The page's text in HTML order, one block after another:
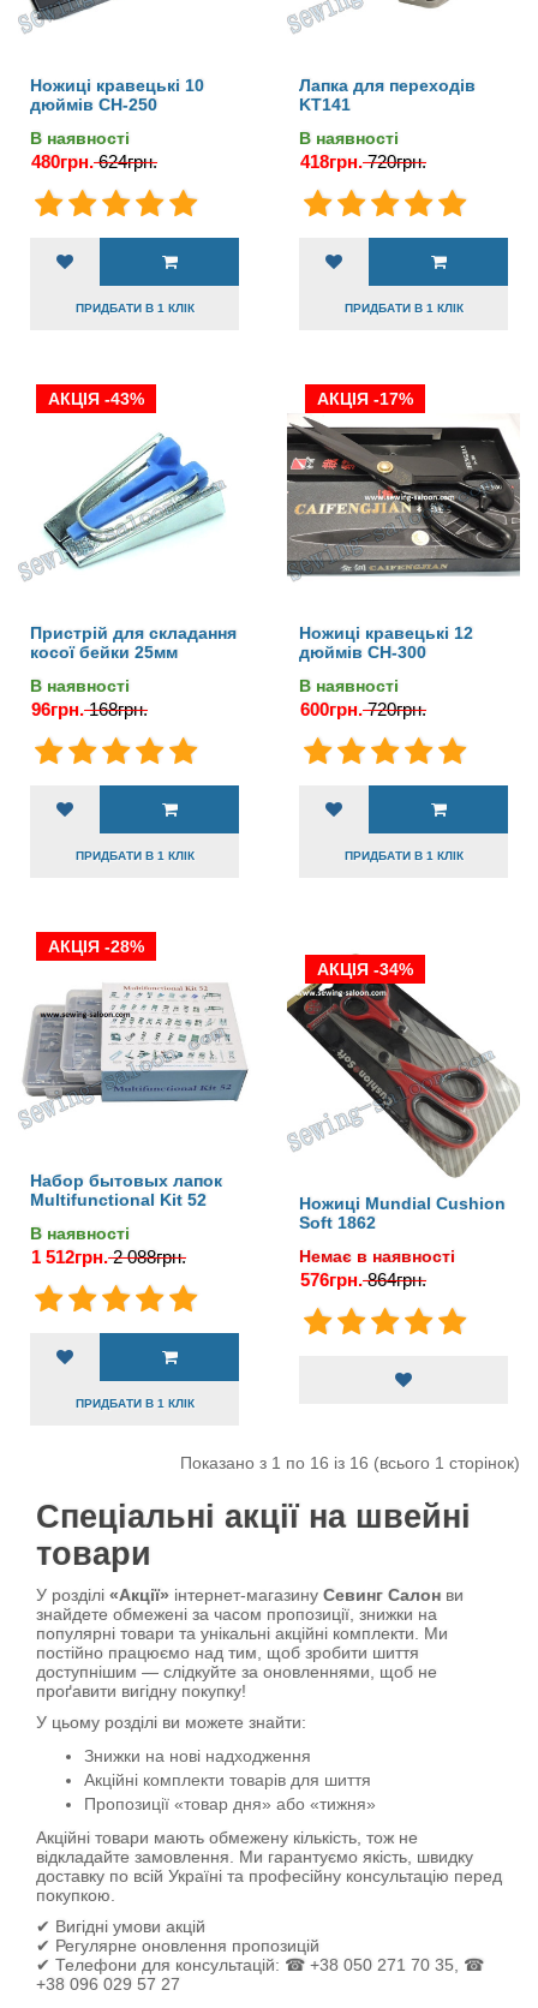
Ножиці кравецькі 10
дюймів CH-250
В наявності
480грн. 624грн.
ПРИДБАТИ В 1 КЛІК
Лапка для переходів
KT141
В наявності
418грн. 720грн.
ПРИДБАТИ В 1 КЛІК
АКЦІЯ -43%
Пристрій для складання
косої бейки 25мм
В наявності
96грн. 168грн.
ПРИДБАТИ В 1 КЛІК
АКЦІЯ -17%
Ножиці кравецькі 12
дюймів СН-300
В наявності
600грн. 720грн.
ПРИДБАТИ В 1 КЛІК
АКЦІЯ -28%
Набор бытовых лапок
Multifunctional Kit 52
В наявності
1 512грн. 2 088грн.
ПРИДБАТИ В 1 КЛІК
АКЦІЯ -34%
Ножиці Mundial Cushion
Soft 1862
Немає в наявності
576грн. 864грн.
Показано з 1 по 16 із 16 (всього 1 сторінок)
Спеціальні акції на швейні
товари
У розділі «Акції» інтернет-магазину Севинг Салон ви
знайдете обмежені за часом пропозиції, знижки на
популярні товари та унікальні акційні комплекти. Ми
постійно працюємо над тим, щоб зробити шиття
доступнішим — слідкуйте за оновленнями, щоб не
проґавити вигідну покупку!
У цьому розділі ви можете знайти:
Знижки на нові надходження
Акційні комплекти товарів для шиття
Пропозиції «товар дня» або «тижня»
Акційні товари мають обмежену кількість, тож не
відкладайте замовлення. Ми гарантуємо якість, швидку
доставку по всій Україні та професійну консультацію перед
покупкою.
✔ Вигідні умови акцій
✔ Регулярне оновлення пропозицій
✔ Телефони для консультацій: ☎ +38 050 271 70 35, ☎
+38 096 029 57 27